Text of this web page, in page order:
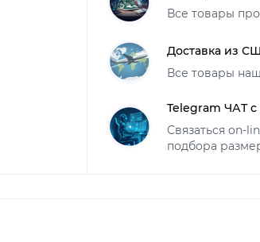
Все товары
Доставка из
Все товары
Telegram ЧАТ
Связаться on-
подбора